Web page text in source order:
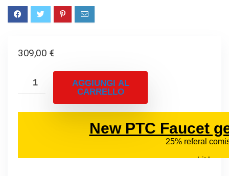
309,00 €
AGGIUNGI AL
CARRELLO